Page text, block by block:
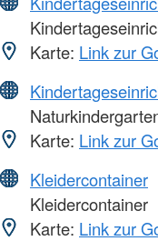
Karte: Link zur
Karte: Link zur
Kleidercontainer
Kleidercontainer
Karte: Link zur